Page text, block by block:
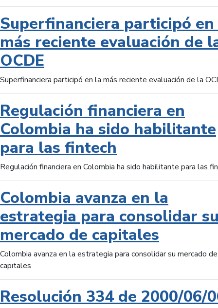
Superfinanciera participó
más reciente evaluación de
OCDE
Superfinanciera participó en la más reciente evaluación de la
Regulación financiera en
Colombia ha sido habilitante
para las fintech
Regulación financiera en Colombia ha sido habilitante para las
Colombia avanza en la
estrategia para consolidar
mercado de capitales
Colombia avanza en la estrategia para consolidar su mercado de
capitales
Resolución 334 de 2000/06/